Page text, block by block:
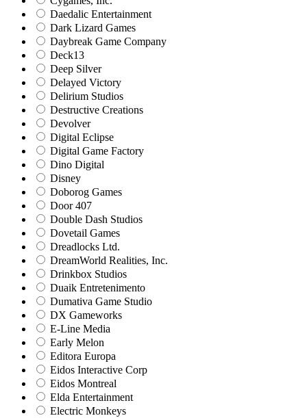
Daedalic Entertainment
Dark Lizard Games
Daybreak Game Company
Deck13
Deep Silver
Delayed Victory
Delirium Studios
Destructive Creations
Devolver
Digital Eclipse
Digital Game Factory
Dino Digital
Disney
Doborog Games
Door 407
Double Dash Studios
Dovetail Games
Dreadlocks Ltd.
DreamWorld Realities, Inc.
Drinkbox Studios
Duaik Entretenimento
Dumativa Game Studio
DX Gameworks
E-Line Media
Early Melon
Editora Europa
Eidos Interactive Corp
Eidos Montreal
Elda Entertainment
Electric Monkeys